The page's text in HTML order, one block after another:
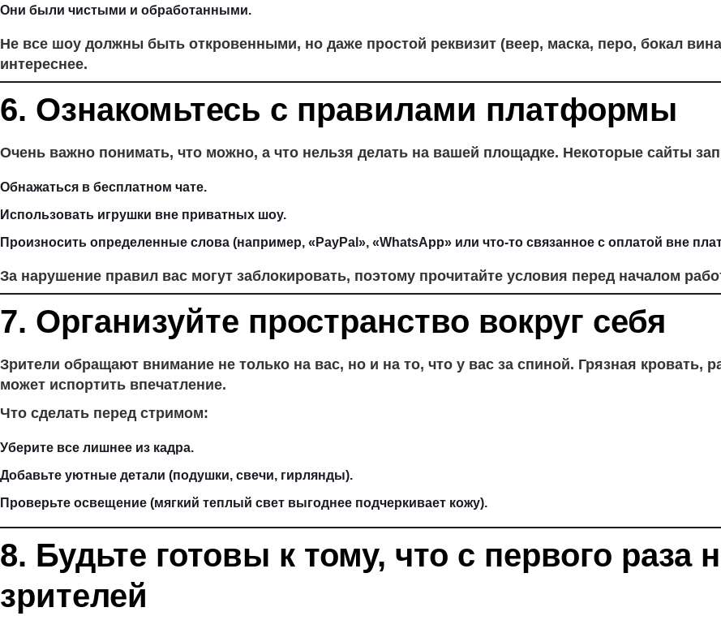
Они были чистыми и обработанными.
Не все шоу должны быть откровенными, но даже простой реквизит (веер, маска, перо, бокал
интереснее.
6. Ознакомьтесь с правилами платформы
Очень важно понимать, что можно, а что нельзя делать на вашей площадке. Некоторые сайты
Обнажаться в бесплатном чате.
Использовать игрушки вне приватных шоу.
Произносить определенные слова (например, «PayPal», «WhatsApp» или что-то связанное с оплатой вне
За нарушение правил вас могут заблокировать, поэтому прочитайте условия перед началом
7. Организуйте пространство вокруг себя
Зрители обращают внимание не только на вас, но и на то, что у вас за спиной. Грязная
может испортить впечатление.
Что сделать перед стримом:
Уберите все лишнее из кадра.
Добавьте уютные детали (подушки, свечи, гирлянды).
Проверьте освещение (мягкий теплый свет выгоднее подчеркивает кожу).
8. Будьте готовы к тому, что с первого раза
зрителей